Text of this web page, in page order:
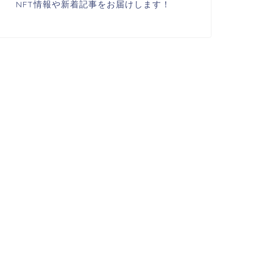
NFT情報や新着記事をお届けします！